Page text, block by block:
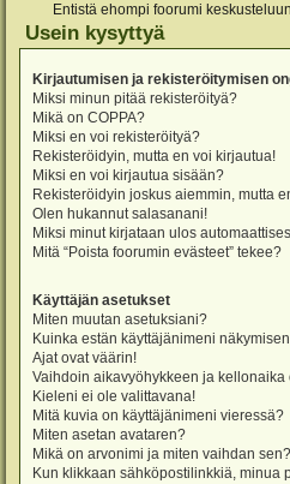
Entistä ehompi foorumi
Usein kysyttyä
Kirjautumisen ja rekisteröitymisen
Miksi minun pitää rekisteröityä?
Mikä on COPPA?
Miksi en voi rekisteröityä?
Rekisteröidyin, mutta en voi kirjautua!
Miksi en voi kirjautua sisään?
Rekisteröidyin joskus aiemmin, mutta
Olen hukannut salasanani!
Miksi minut kirjataan ulos
Mitä “Poista foorumin evästeet” tekee?
Käyttäjän asetukset
Miten muutan asetuksiani?
Kuinka estän käyttäjänimeni
Ajat ovat väärin!
Vaihdoin aikavyöhykkeen ja kellonaika
Kieleni ei ole valittavana!
Mitä kuvia on käyttäjänimeni vieressä?
Miten asetan avataren?
Mikä on arvonimi ja miten vaihdan sen?
Kun klikkaan sähköpostilinkkiä, minua